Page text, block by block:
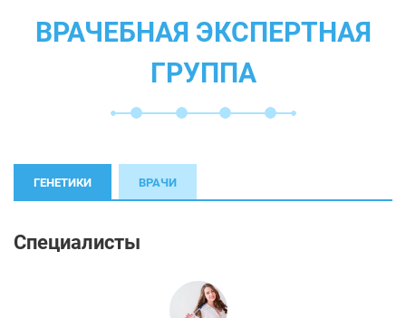
ВРАЧЕБНАЯ ЭКСПЕРТНАЯ
ГРУППА
ГЕНЕТИКИ ВРАЧИ
Специалисты